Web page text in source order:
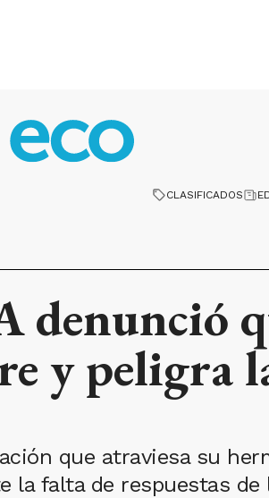
CLASIFICADOS
y peligra
que atraviesa su
la falta de respuestas